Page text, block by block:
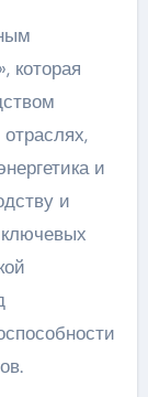
которая
и
и